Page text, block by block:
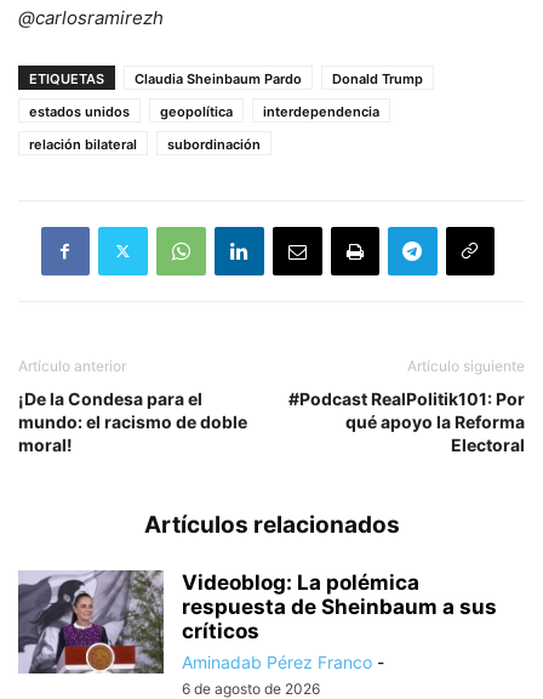
@carlosramirezh
ETIQUETAS Claudia Sheinbaum Pardo
Donald Trump
estados unidos
geopolítica
interdependencia
relación bilateral
subordinación
Artículo anterior
¡De la Condesa para el
mundo: el racismo de doble
moral!
Artículo siguiente
#Podcast RealPolitik101: Por
qué apoyo la Reforma
Electoral
Artículos relacionados
Videoblog: La polémica
respuesta de Sheinbaum a sus
críticos
Aminadab Pérez Franco -
6 de agosto de 2026